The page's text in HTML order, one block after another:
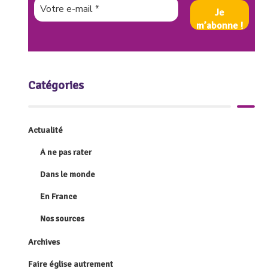
Catégories
Actualité
À ne pas rater
Dans le monde
En France
Nos sources
Archives
Faire église autrement